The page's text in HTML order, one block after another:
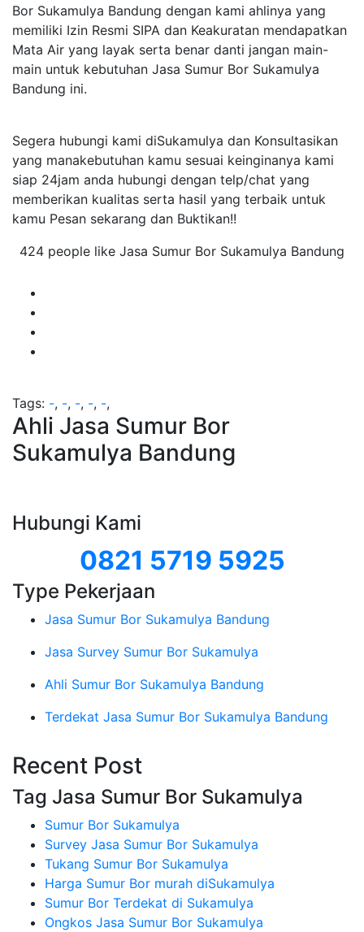
Bor Sukamulya Bandung dengan kami ahlinya yang
memiliki Izin Resmi SIPA dan Keakuratan mendapatkan
Mata Air yang layak serta benar danti jangan main-
main untuk kebutuhan Jasa Sumur Bor Sukamulya
Bandung ini.
Segera hubungi kami diSukamulya dan Konsultasikan
yang manakebutuhan kamu sesuai keinginanya kami
siap 24jam anda hubungi dengan telp/chat yang
memberikan kualitas serta hasil yang terbaik untuk
kamu Pesan sekarang dan Buktikan!!
424 people like Jasa Sumur Bor Sukamulya Bandung
Tags: -, -, -, -, -,
Ahli Jasa Sumur Bor
Sukamulya Bandung
Hubungi Kami
0821 5719 5925
Type Pekerjaan
Jasa Sumur Bor Sukamulya Bandung
Jasa Survey Sumur Bor Sukamulya
Ahli Sumur Bor Sukamulya Bandung
Terdekat Jasa Sumur Bor Sukamulya Bandung
Recent Post
Tag Jasa Sumur Bor Sukamulya
Sumur Bor Sukamulya
Survey Jasa Sumur Bor Sukamulya
Tukang Sumur Bor Sukamulya
Harga Sumur Bor murah diSukamulya
Sumur Bor Terdekat di Sukamulya
Ongkos Jasa Sumur Bor Sukamulya